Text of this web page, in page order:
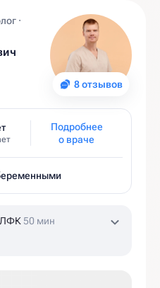
8 отзывов
·
Подробнее
о враче
ЛФК 50 мин